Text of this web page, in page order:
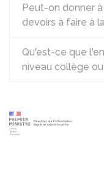
Peut-on donner
devoirs à faire à
Qu'est-ce que
niveau collège